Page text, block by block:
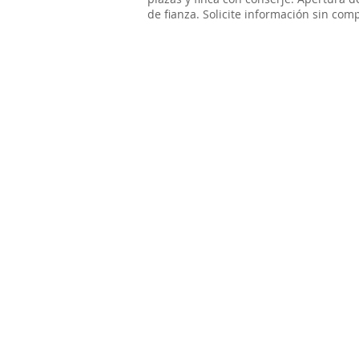
de fianza. Solicite información sin